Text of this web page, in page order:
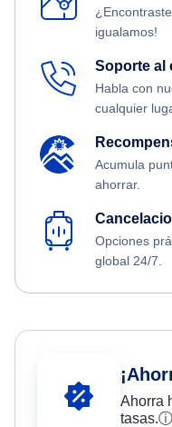
igualamos!
Soporte al
Habla con
cualquier
Acumula
ahorrar.
Opciones
global 24/7.
Ahorra
tasas.ⓘ